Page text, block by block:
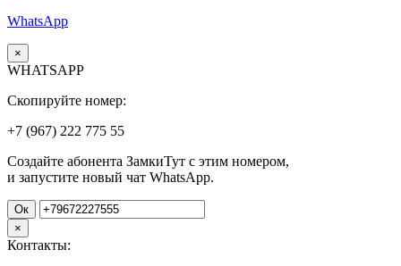
WhatsApp
×
WHATSAPP
Скопируйте номер:
+7 (967) 222 775 55
Создайте абонента ЗамкиТут с этим номером,
и запустите новый чат WhatsApp.
Ок
×
Контакты: